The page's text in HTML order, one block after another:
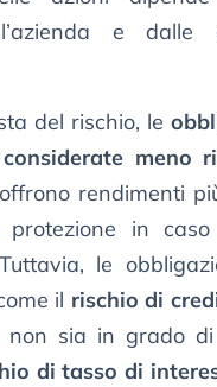
e dalle
del rischio, le
meno
rendimenti
protezione in
Tuttavia, le
il rischio di
non sia in grado
di tasso di